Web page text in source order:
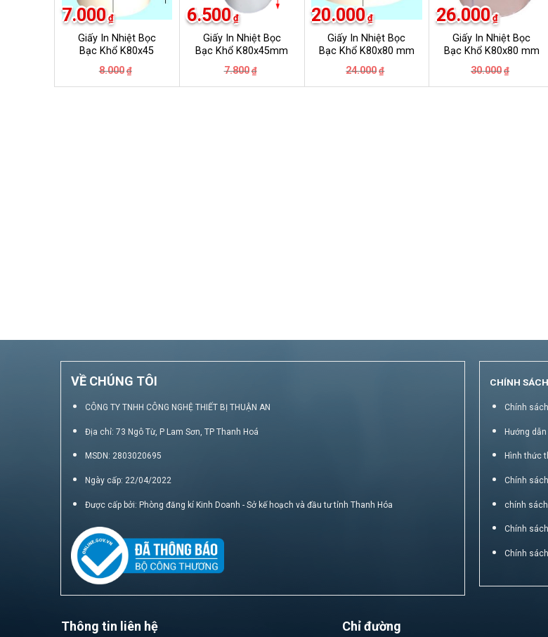
Giấy In Nhiệt Bọc
Bạc Khổ K80x45
8.000 ₫
là:
7.000 ₫
tại
Giấy In Nhiệt Bọc
Bạc Khổ K80x45mm
7.800 ₫
là:
6.500 ₫
tại
Giấy In Nhiệt Bọc
Bạc Khổ K80x80 mm
24.000 ₫
là:
20.000 ₫
tại
Giấy In Nhiệt Bọc
Bạc Khổ K80x80 mm
30.000 ₫
là:
26.000 ₫
tại
VỀ CHÚNG TÔI
CÔNG TY TNHH CÔNG NGHỆ THIẾT BỊ THUẬN AN
Địa chỉ: 73 Ngô Từ, P Lam Sơn, TP Thanh Hoá
MSDN: 2803020695
Ngày cấp: 22/04/2022
Được cấp bởi: Phòng đăng kí Kinh Doanh - Sở kế hoạch và đầu tư tỉnh Thanh Hóa
CHÍNH SÁCH
Chính
Hướng
Hình thức
Chính
chính
Chính
Chính
Thông tin liên hệ Chỉ đường